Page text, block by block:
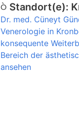
Standort(e):
Dr. med. Cüneyt
Venerologie in
konsequente
Bereich der
ansehen